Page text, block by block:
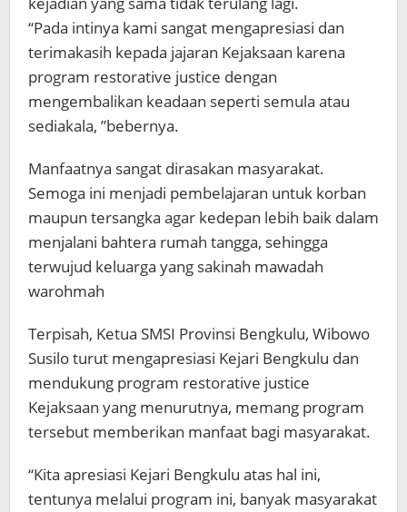
“Pada intinya kami sangat mengapresiasi dan
terimakasih kepada jajaran Kejaksaan karena
program restorative justice dengan
mengembalikan keadaan seperti semula atau
sediakala, ”bebernya.
Manfaatnya sangat dirasakan masyarakat.
Semoga ini menjadi pembelajaran untuk korban
maupun tersangka agar kedepan lebih baik dalam
menjalani bahtera rumah tangga, sehingga
terwujud keluarga yang sakinah mawadah
warohmah
Terpisah, Ketua SMSI Provinsi Bengkulu, Wibowo
Susilo turut mengapresiasi Kejari Bengkulu dan
mendukung program restorative justice
Kejaksaan yang menurutnya, memang program
tersebut memberikan manfaat bagi masyarakat.
“Kita apresiasi Kejari Bengkulu atas hal ini,
tentunya melalui program ini, banyak masyarakat